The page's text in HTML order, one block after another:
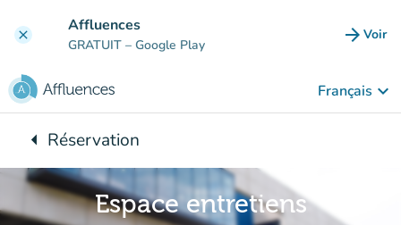
clear Affluences
GRATUIT – Google Play arrow_forward Voir
Français keyboard_arrow_down
arrow_leftRetour à :
Réservation
Espace entretiens